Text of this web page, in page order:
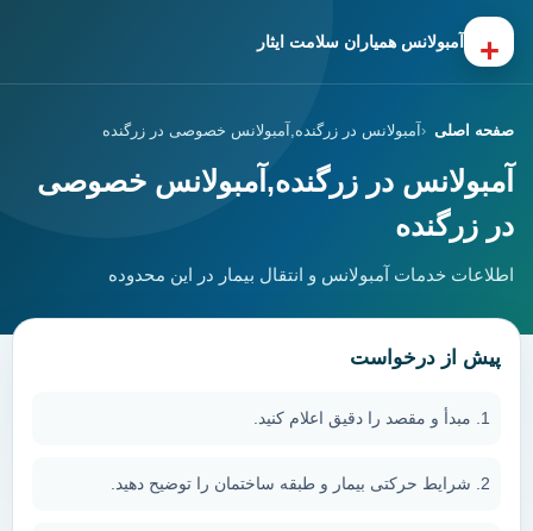
+ آمبولانس همیاران سلامت ایثار
صفحه اصلی آمبولانس در زرگنده,آمبولانس خصوصی در زرگنده
آمبولانس در زرگنده,آمبولانس خصوصی
در زرگنده
اطلاعات خدمات آمبولانس و انتقال بیمار در این محدوده
پیش از درخواست
مبدأ و مقصد را دقیق اعلام کنید.
شرایط حرکتی بیمار و طبقه ساختمان را توضیح دهید.